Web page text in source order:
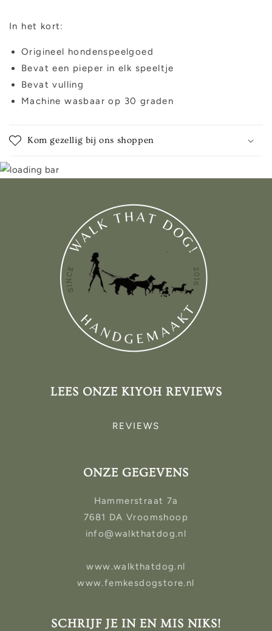
In het kort:
Origineel hondenspeelgoed
Bevat een pieper in elk speeltje
Bevat vulling
Machine wasbaar op 30 graden
Kom gezellig bij ons shoppen
LEES ONZE KIYOH REVIEWS
REVIEWS
ONZE GEGEVENS
Hammerstraat 7a
7681 DA Vroomshoop
info@walkthatdog.nl
www.walkthatdog.nl
www.femkesdogstore.nl
SCHRIJF JE IN EN MIS NIKS!